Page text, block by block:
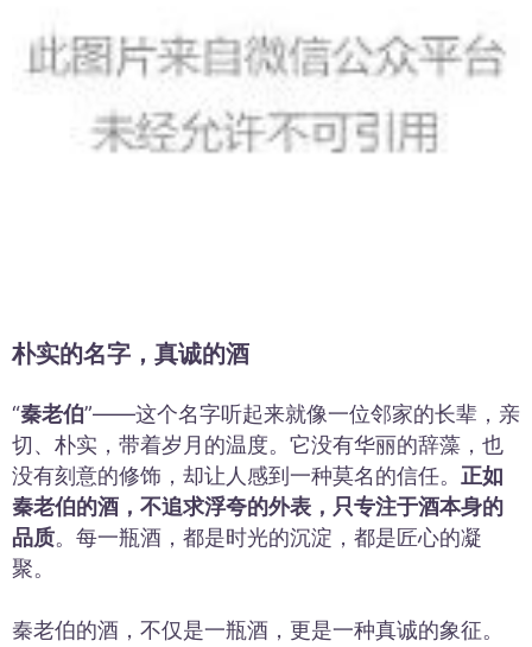
朴实的名字，真诚的酒
“秦老伯”——这个名字听起来就像一位邻家的长辈，亲
切、朴实，带着岁月的温度。它没有华丽的辞藻，也
没有刻意的修饰，却让人感到一种莫名的信任。 正如
秦老伯的酒，不追求浮夸的外表，只专注于酒本身的
品质。每一瓶酒，都是时光的沉淀，都是匠心的凝
聚。
秦老伯的酒，不仅是一瓶酒，更是一种真诚的象征。